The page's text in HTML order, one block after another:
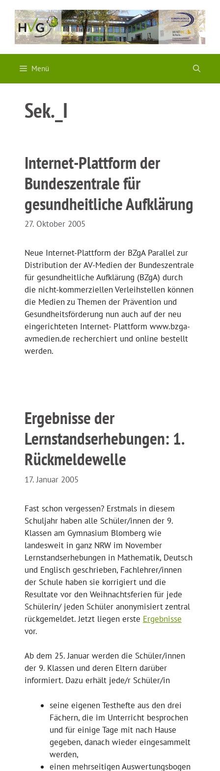
Inhalt
springen
Menü
Sek._I
Internet-Plattform der
Bundeszentrale für
gesundheitliche Aufklärung
27. Oktober 2005
Neue Internet-Plattform der BZgA Parallel zur
Distribution der AV-Medien der Bundeszentrale
für gesundheitliche Aufklärung (BZgA) durch
die nicht-kommerziellen Verleihstellen können
die Medien zu Themen der Prävention und
Gesundheitsförderung nun auch auf der neu
eingerichteten Internet- Plattform www.bzga-
avmedien.de recherchiert und online bestellt
werden.
Ergebnisse der
Lernstandserhebungen: 1.
Rückmeldewelle
17. Januar 2005
Fast schon vergessen? Erstmals in diesem
Schuljahr haben alle Schüler/innen der 9.
Klassen am Gymnasium Blomberg wie
landesweit in ganz NRW im November
Lernstandserhebungen in Mathematik, Deutsch
und Englisch geschrieben, Fachlehrer/innen
der Schule haben sie korrigiert und die
Resultate vor den Weihnachtsferien für jede
Schülerin/ jeden Schüler anonymisiert zentral
rückgemeldet. Jetzt liegen erste Ergebnisse
vor.
Ab dem 25. Januar werden die Schüler/innen
der 9. Klassen und deren Eltern darüber
informiert. Dazu erhält jede/r Schüler/in
seine eigenen Testhefte aus den drei
Fächern, die im Unterricht besprochen
und für einige Tage mit nach Hause
gegeben, danach wieder eingesammelt
werden,
einen mehrseitigen Auswertungsbogen